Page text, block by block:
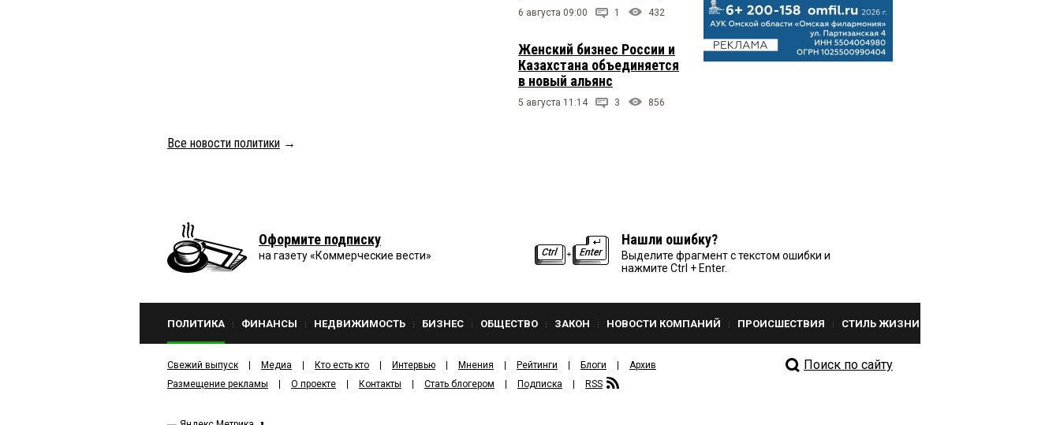
6 августа 09:00 1 432
Женский бизнес России и
Казахстана объединяется
в новый альянс
5 августа 11:14 3 856
Все новости политики →
Оформите подписку
на газету «Коммерческие вести»
Нашли ошибку?
Выделите фрагмент с текстом ошибки и
нажмите Ctrl + Enter.
ПОЛИТИКА ФИНАНСЫ НЕДВИЖИМОСТЬ БИЗНЕС ОБЩЕСТВО ЗАКОН НОВОСТИ КОМПАНИЙ ПРОИСШЕСТВИЯ СТИЛЬ ЖИЗНИ
Свежий выпуск Медиа Кто есть кто Интервью Мнения Рейтинги Блоги
Архив
Размещение рекламы
О проекте Контакты Стать блогером Подписка RSS
Поиск по сайту